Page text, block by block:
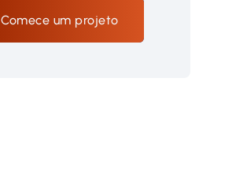
Comece um projeto